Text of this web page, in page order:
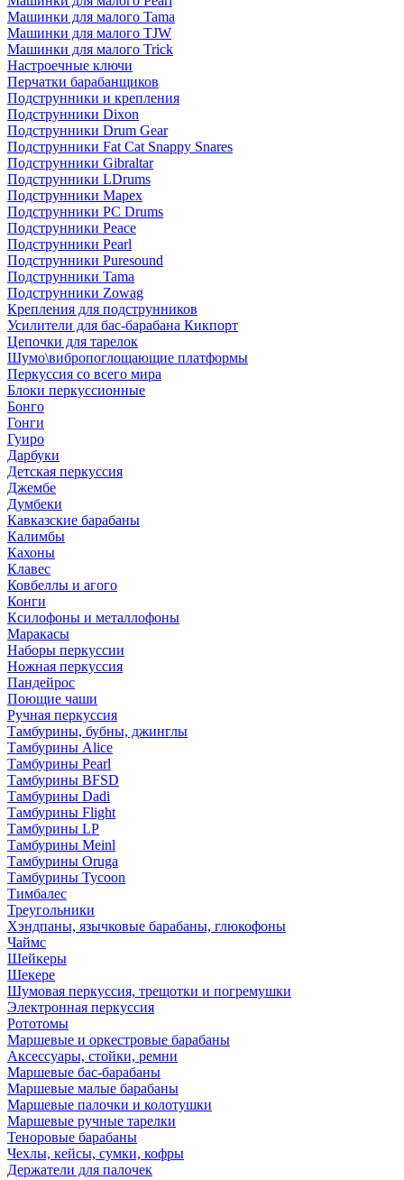
Машинки для малого Tama
Машинки для малого TJW
Машинки для малого Trick
Настроечные ключи
Перчатки барабанщиков
Подструнники и крепления
Подструнники Dixon
Подструнники Drum Gear
Подструнники Fat Cat Snappy Snares
Подструнники Gibraltar
Подструнники LDrums
Подструнники Mapex
Подструнники PC Drums
Подструнники Peace
Подструнники Pearl
Подструнники Puresound
Подструнники Tama
Подструнники Zowag
Крепления для подструнников
Усилители для бас-барабана Кикпорт
Цепочки для тарелок
Шумо\вибропоглощающие платформы
Перкуссия со всего мира
Блоки перкуссионные
Бонго
Гонги
Гуиро
Дарбуки
Детская перкуссия
Джембе
Думбеки
Кавказские барабаны
Калимбы
Кахоны
Клавес
Ковбеллы и агого
Конги
Ксилофоны и металлофоны
Маракасы
Наборы перкуссии
Ножная перкуссия
Пандейрос
Поющие чаши
Ручная перкуссия
Тамбурины, бубны, джинглы
Тамбурины Alice
Тамбурины Pearl
Тамбурины BFSD
Тамбурины Dadi
Тамбурины Flight
Тамбурины LP
Тамбурины Meinl
Тамбурины Oruga
Тамбурины Tycoon
Тимбалес
Треугольники
Хэндпаны, язычковые барабаны, глюкофоны
Чаймс
Шейкеры
Шекере
Шумовая перкуссия, трещотки и погремушки
Электронная перкуссия
Рототомы
Маршевые и оркестровые барабаны
Аксессуары, стойки, ремни
Маршевые бас-барабаны
Маршевые малые барабаны
Маршевые палочки и колотушки
Маршевые ручные тарелки
Теноровые барабаны
Чехлы, кейсы, сумки, кофры
Держатели для палочек